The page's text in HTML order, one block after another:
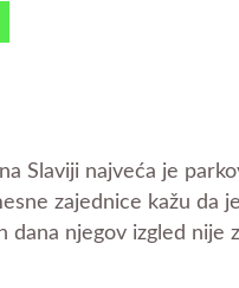
Slaviji najveća je
zajednice kažu da
dana njegov izgled nije